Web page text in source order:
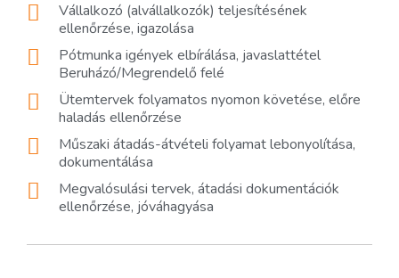
Vállalkozó (alvállalkozók) teljesítésének
ellenőrzése, igazolása
Pótmunka igények elbírálása, javaslattétel
Beruházó/Megrendelő felé
Ütemtervek folyamatos nyomon követése, előre
haladás ellenőrzése
Műszaki átadás-átvételi folyamat lebonyolítása,
dokumentálása
Megvalósulási tervek, átadási dokumentációk
ellenőrzése, jóváhagyása